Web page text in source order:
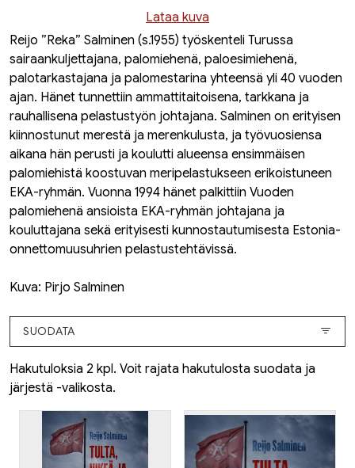
Lataa kuva
Reijo ”Reka” Salminen (s.1955) työskenteli Turussa
sairaankuljettajana, palomiehenä, paloesimiehenä,
palotarkastajana ja palomestarina yhteensä yli 40 vuoden
ajan. Hänet tunnettiin ammattitaitoisena, tarkkana ja
rauhallisena pelastustyön johtajana. Salminen on erityisen
kiinnostunut merestä ja merenkulusta, ja työvuosiensa
aikana hän perusti ja koulutti alueensa ensimmäisen
palomiehistä koostuvan meripelastukseen erikoistuneen
EKA-ryhmän. Vuonna 1994 hänet palkittiin Vuoden
palomiehenä ansioista EKA-ryhmän johtajana ja
kouluttajana sekä erityisesti kunnostautumisesta Estonia-
onnettomuusuhrien pelastustehtävissä.
Kuva: Pirjo Salminen
SUODATA
Hakutuloksia 2 kpl. Voit rajata hakutulosta suodata ja
järjestä -valikosta.